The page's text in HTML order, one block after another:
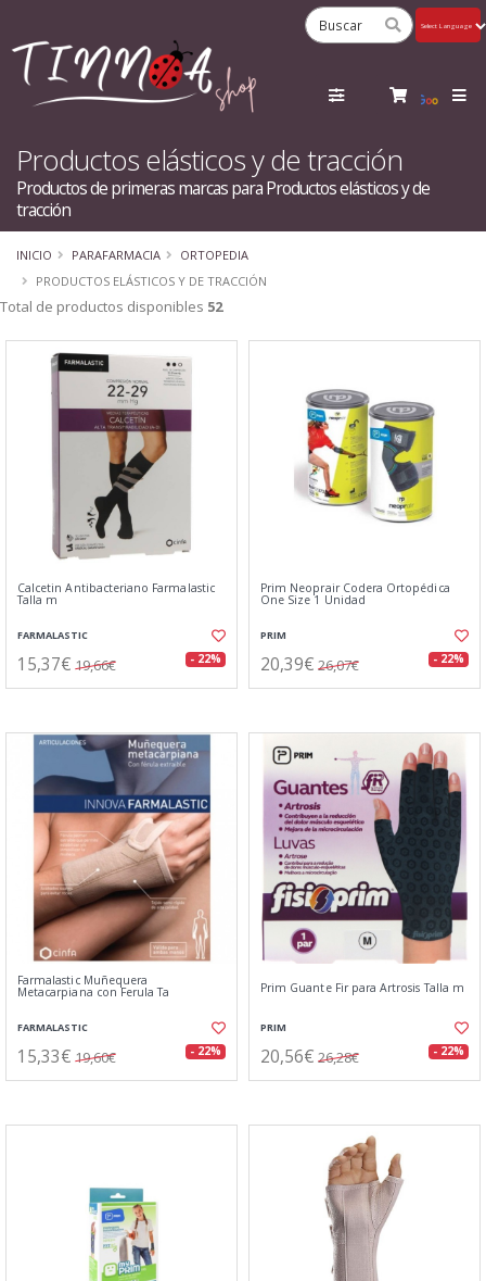
Productos elásticos y de tracción
Productos de primeras marcas para Productos elásticos y de
tracción
INICIO PARAFARMACIA
ORTOPEDIA
PRODUCTOS ELÁSTICOS Y DE TRACCIÓN
Total de productos disponibles 52
Calcetin Antibacteriano Farmalastic
Talla m
FARMALASTIC
15,37€ 19,66€ - 22%
Prim Neoprair Codera Ortopédica
One Size 1 Unidad
PRIM
20,39€ 26,07€ - 22%
Farmalastic Muñequera
Metacarpiana con Ferula Ta
FARMALASTIC
15,33€ 19,60€ - 22%
Prim Guante Fir para Artrosis Talla m
PRIM
20,56€ 26,28€ - 22%